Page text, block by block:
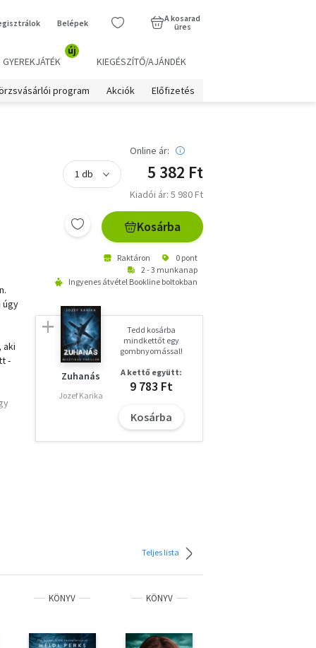
Belépek
A kosarad
üres
GYEREKJÁTÉK
új
KIEGÉSZÍTŐ/AJÁNDÉK
program Akciók Előfizetés
úgy
aki
-
Online ár:
5 382 Ft
Kiadói ár: 5 980 Ft
Kosárba
Raktáron
0 pont
2 - 3 munkanap
Ingyenes átvétel Bookline boltokban
Zuhanás
Jozef Karika
Tedd kosárba
mindkettőt egy
gombnyomással!
A kettő együtt:
9 783 Ft
Kosárba
Teljes lista
KÖNYV KÖNYV